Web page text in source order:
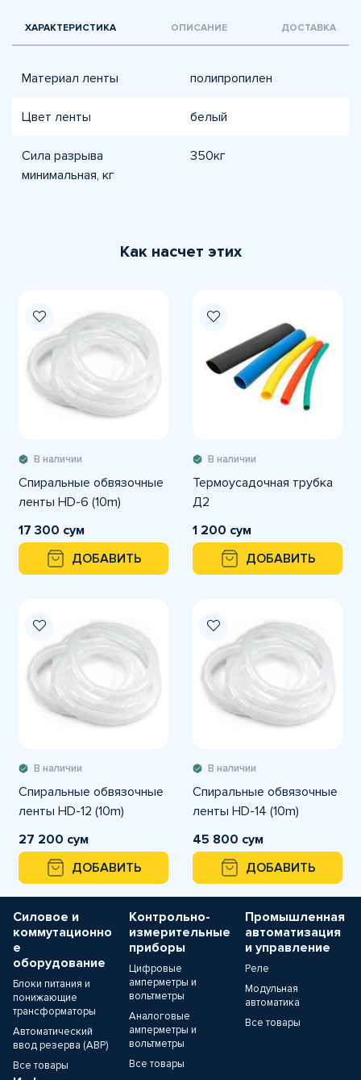
ХАРАКТЕРИСТИКА ОПИСАНИЕ ДОСТАВКА
Материал ленты полипропилен
Цвет ленты белый
Сила разрыва
минимальная, кг
350кг
Как насчет этих
В наличии
Спиральные обвязочные
ленты HD-6 (10m)
17 300 сум
ДОБАВИТЬ
В наличии
Термоусадочная трубка
Д2
1 200 сум
ДОБАВИТЬ
В наличии
Спиральные обвязочные
ленты HD-12 (10m)
27 200 сум
ДОБАВИТЬ
В наличии
Спиральные обвязочные
ленты HD-14 (10m)
45 800 сум
ДОБАВИТЬ
Силовое и
коммутационно
е
оборудование
Блоки питания и
понижающие
трансформаторы
Автоматический
ввод резерва (АВР)
Все товары
Контрольно-
измерительные
приборы
Цифровые
амперметры и
вольтметры
Аналоговые
амперметры и
вольтметры
Все товары
Промышленная
автоматизация
и управление
Реле
Модульная
автоматика
Все товары